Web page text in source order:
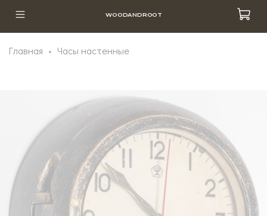
WOODANDROOT
Главная Часы настенные